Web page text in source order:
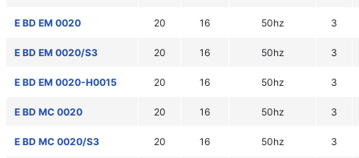
E BD EM 0020 20 16 50hz 3
E BD EM 0020/S3 20 16 50hz 3
E BD EM 0020-H0015 20 16 50hz 3
E BD MC 0020 20 16 50hz 3
E BD MC 0020/S3 20 16 50hz 3